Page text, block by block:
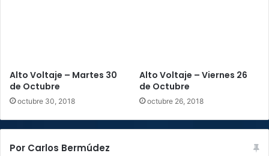
o
s
m
r
Alto Voltaje – Martes 30
de Octubre
octubre 30, 2018
Alto Voltaje – Viernes 26
de Octubre
octubre 26, 2018
Por Carlos Bermúdez